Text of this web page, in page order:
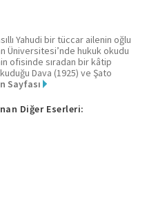
Yahudi bir tüccar ailenin oğlu
Üniversitesi’nde hukuk okudu
ofisinde sıradan bir kâtip
Dava (1925) ve Şato
Sayfası
Diğer Eserleri: